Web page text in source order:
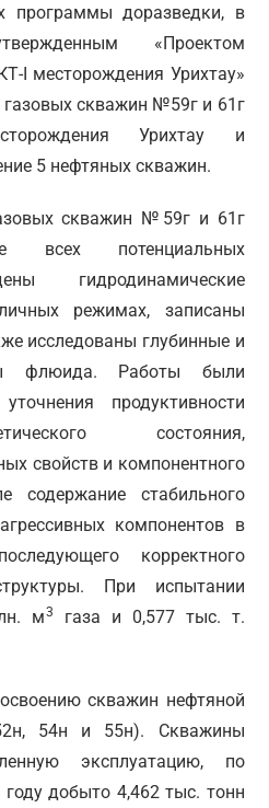
программы доразведки, в
«Проектом
I месторождения Урихтау»
скважин №59г и 61г
Урихтау и
5 нефтяных скважин.
скважин №59г и 61г
всех потенциальных
гидродинамические
режимах, записаны
исследованы глубинные и
флюида. Работы были
продуктивности
состояния,
свойств и компонентного
содержание стабильного
компонентов в
корректного
При испытании
м3
газа и 0,577 тыс. т.
скважин нефтяной
54н и 55н). Скважины
эксплуатацию, по
добыто 4,462 тыс. тонн